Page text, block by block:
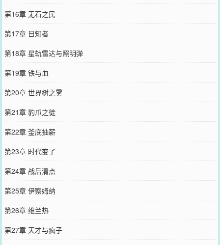
第16章 无石之民
第17章 日知者
第18章 星轨雷达与照明弹
第19章 铁与血
第20章 世界树之雾
第21章 豹爪之徒
第22章 釜底抽薪
第23章 时代变了
第24章 战后清点
第25章 伊察姆纳
第26章 维兰热
第27章 天才与疯子